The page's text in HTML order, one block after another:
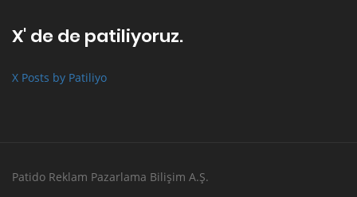
X' de de patiliyoruz.
X Posts by Patiliyo
Patido Reklam Pazarlama Bilişim A.Ş.